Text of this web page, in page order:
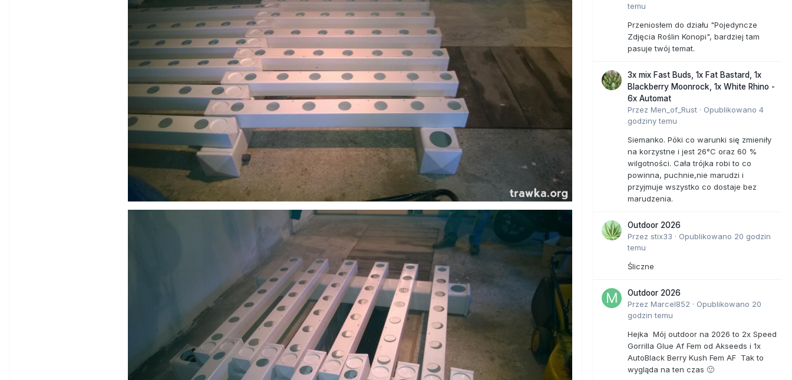
temu
Przeniosłem do działu "Pojedyncze
Zdjęcia Roślin Konopi", bardziej tam
pasuje twój temat.
3x mix Fast Buds, 1x Fat Bastard, 1x
Blackberry Moonrock, 1x White Rhino -
6x Automat
Przez Men_of_Rust · Opublikowano 4
godziny temu
Siemanko. Póki co warunki się zmieniły
na korzystne i jest 26°C oraz 60 %
wilgotności. Cała trójka robi to co
powinna, puchnie,nie marudzi i
przyjmuje wszystko co dostaje bez
marudzenia.
Outdoor 2026
Przez stix33 · Opublikowano 20 godzin
temu
Śliczne
Outdoor 2026
Przez Marcel852 · Opublikowano 20
godzin temu
Hejka Mój outdoor na 2026 to 2x Speed
Gorrilla Glue Af Fem od Akseeds i 1x
AutoBlack Berry Kush Fem AF Tak to
wygląda na ten czas 🙂